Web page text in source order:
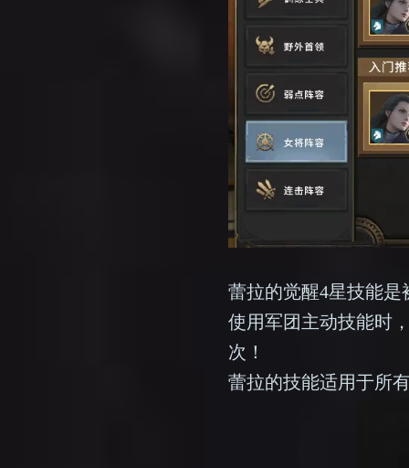
蕾拉的觉醒4星技能
使用军团主动技能时
次！
蕾拉的技能适用于所